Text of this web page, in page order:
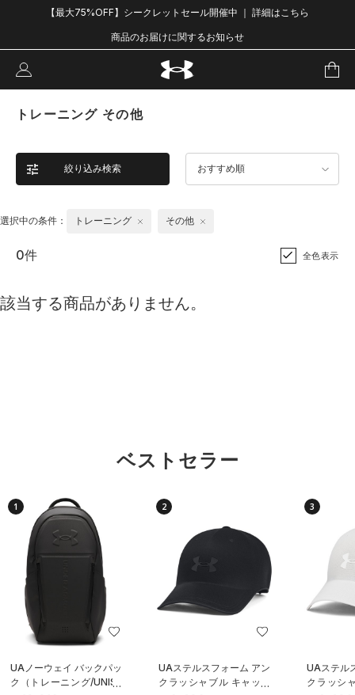
【最大75%OFF】シークレットセール開催中 ｜ 詳細はこちら
商品のお届けに関するお知らせ
トレーニング その他
絞り込み検索 おすすめ順
選択中の条件： トレーニング その他
0件 全色表示
該当する商品がありません。
ベストセラー
1
UAノーウェイ バックパッ
ク（トレーニング/UNISE
2
UAステルスフォーム アン
クラッシャブル キャップ
3
UAステル
クラッシ